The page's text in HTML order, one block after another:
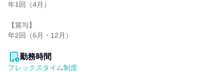
年1回（4月）
【賞与】
年2回（6月・12月）
勤務時間
フレックスタイム制度